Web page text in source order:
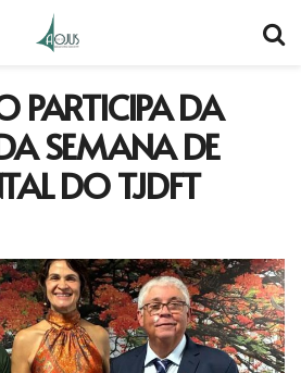
PARTICIPA DA
SEMANA DE
DO TJDFT